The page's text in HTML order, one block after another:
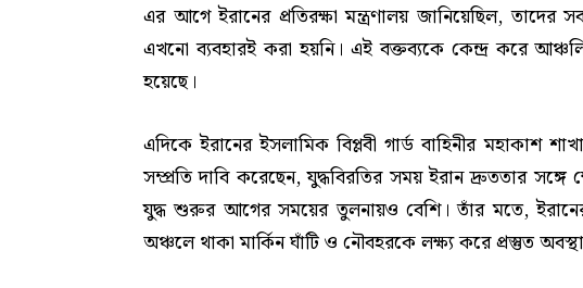
এর আগে ইরানের প্রতিরক্ষা মন্ত্রণালয় জানিয়েছিল, তাদের
এখনো ব্যবহারই করা হয়নি। এই বক্তব্যকে কেন্দ্র করে
হয়েছে।
এদিকে ইরানের ইসলামিক বিপ্লবী গার্ড বাহিনীর মহাকাশ
সম্প্রতি দাবি করেছেন, যুদ্ধবিরতির সময় ইরান দ্রুততার সঙ্গে
যুদ্ধ শুরুর আগের সময়ের তুলনায়ও বেশি। তাঁর মতে,
অঞ্চলে থাকা মার্কিন ঘাঁটি ও নৌবহরকে লক্ষ্য করে প্রস্তুত